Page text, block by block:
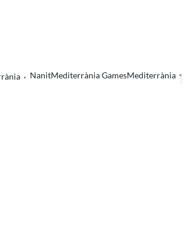
NanitMediterrània GamesMediterrània